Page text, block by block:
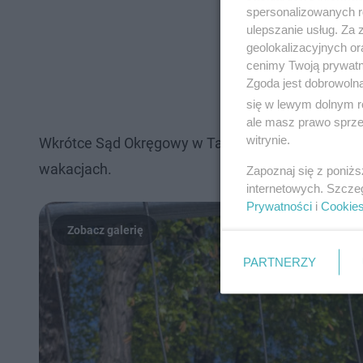
Wkrótce Sąd Okręgowy w Tarnowie wyznaczy
wakacjach.
spersonalizowanych
ulepszanie usług.
geolokalizacyjnych
cenimy Twoją
Zgoda jest
się w lewym dolnym
ale masz prawo
witrynie.
Zapoznaj się z
internetowych.
Prywatności i Cookies
PARTNERZY